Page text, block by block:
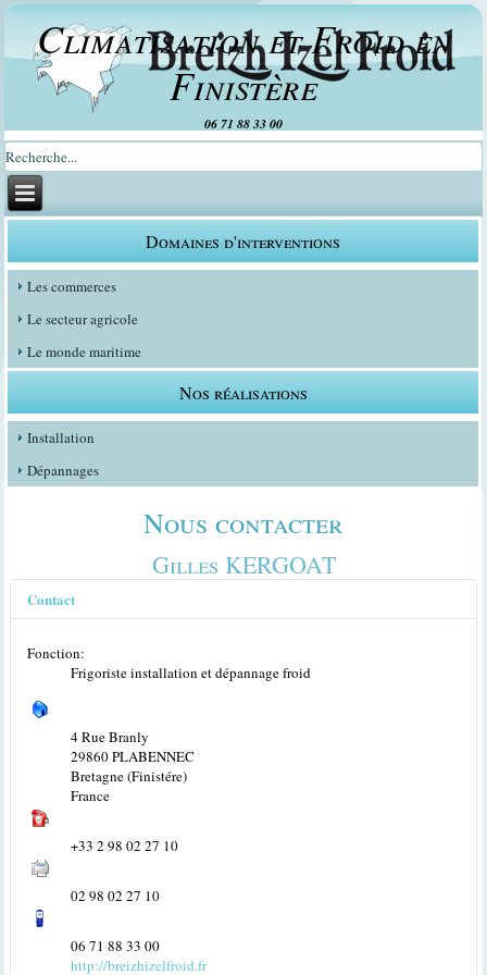
Climatisation et Froid en
Finistère
06 71 88 33 00
Domaines d'interventions
Les commerces
Le secteur agricole
Le monde maritime
Nos réalisations
Installation
Dépannages
Nous contacter
Gilles KERGOAT
Contact
Fonction:
Frigoriste installation et dépannage froid
4 Rue Branly
29860 PLABENNEC
Bretagne (Finistére)
France
+33 2 98 02 27 10
02 98 02 27 10
06 71 88 33 00
http://breizhizelfroid.fr